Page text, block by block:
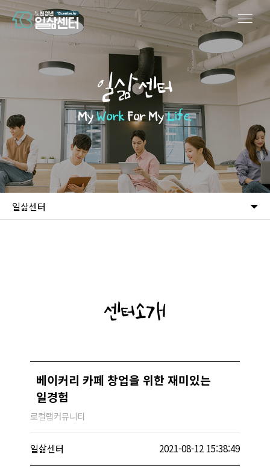
일삶센터
MyWorkFor MyLife.
일삶센터
센터소개
베이커리 카페 창업을 위한 재미있는
일경험
로컬랩커뮤니티
일삶센터 2021-08-12 15:38:49